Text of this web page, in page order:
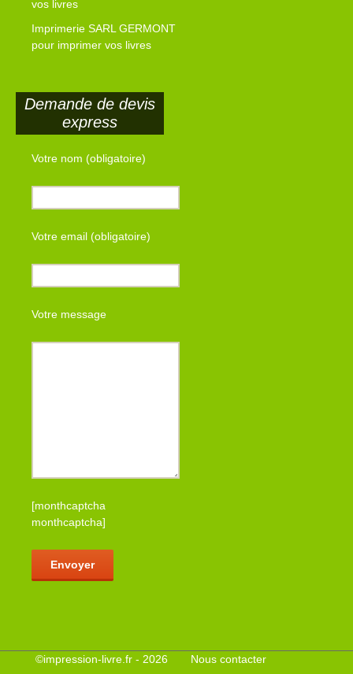
vos livres
Imprimerie SARL GERMONT
pour imprimer vos livres
Demande de devis
express
Votre nom (obligatoire)
Votre email (obligatoire)
Votre message
[monthcaptcha
monthcaptcha]
©impression-livre.fr - 2026 Nous contacter